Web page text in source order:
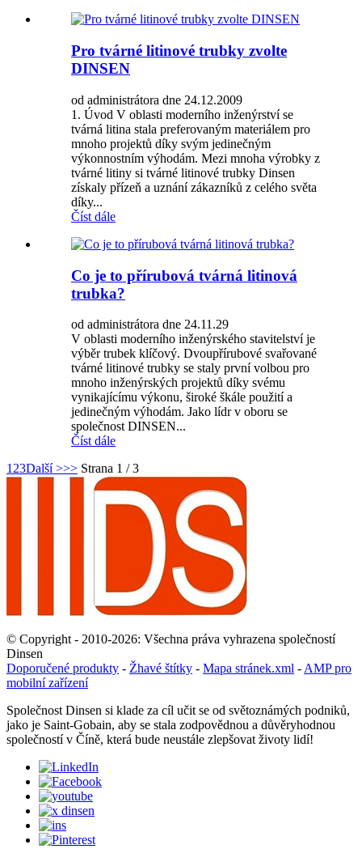
Pro tvárné litinové trubky zvolte
DINSEN
od administrátora dne 24.12.2009
1. Úvod V oblasti moderního inženýrství se
tvárná litina stala preferovaným materiálem pro
mnoho projektů díky svým jedinečným
výkonnostním výhodám. Mezi mnoha výrobky z
tvárné litiny si tvárné litinové trubky Dinsen
získaly přízeň a uznání zákazníků z celého světa
díky...
Číst dále
Co je to přírubová tvárná litinová
trubka?
od administrátora dne 24.11.29
V oblasti moderního inženýrského stavitelství je
výběr trubek klíčový. Dvoupřírubové svařované
tvárné litinové trubky se staly první volbou pro
mnoho inženýrských projektů díky svému
vynikajícímu výkonu, široké škále použití a
jedinečným výhodám. Jako lídr v oboru se
společnost DINSEN...
Číst dále
1 23Další >>> Strana 1 / 3
© Copyright - 2010-2026: Všechna práva vyhrazena společností
Dinsen
Doporučené produkty - Žhavé štítky - Mapa stránek.xml - AMP pro
mobilní zařízení
Společnost Dinsen si klade za cíl učit se od světoznámých podniků,
jako je Saint-Gobain, aby se stala zodpovědnou a důvěryhodnou
společností v Číně, která bude neustále zlepšovat životy lidí!